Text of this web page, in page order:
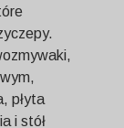
płyta
i stół